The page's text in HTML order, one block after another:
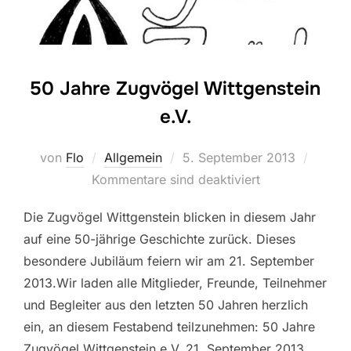
50 Jahre Zugvögel Wittgenstein
e.V.
von Flo Allgemein
Veröffentlicht
am
5. September 2013
Kommentare sind deaktiviert
Die Zugvögel Wittgenstein blicken in diesem Jahr
auf eine 50-jährige Geschichte zurück. Dieses
besondere Jubiläum feiern wir am 21. September
2013.Wir laden alle Mitglieder, Freunde, Teilnehmer
und Begleiter aus den letzten 50 Jahren herzlich
ein, an diesem Festabend teilzunehmen: 50 Jahre